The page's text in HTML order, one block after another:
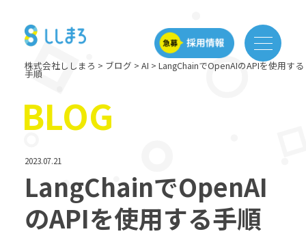
株式会社ししまろ > ブログ > AI > LangChainでOpenAIのAPIを使用する
手順
BLOG
2023.07.21
LangChainでOpenAI
のAPIを使用する手順